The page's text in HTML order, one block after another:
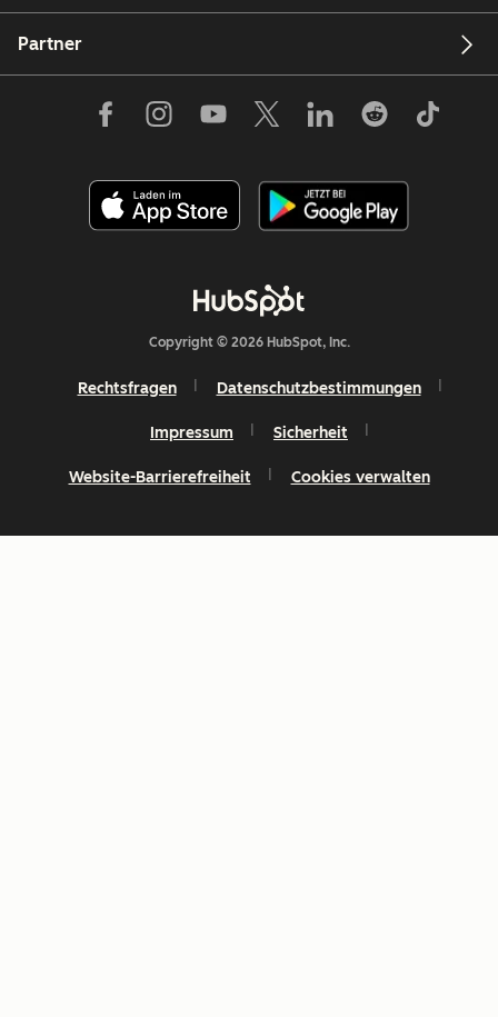
Partner
Copyright © 2026 HubSpot, Inc.
Rechtsfragen Datenschutzbestimmungen
Impressum Sicherheit
Website-Barrierefreiheit Cookies verwalten